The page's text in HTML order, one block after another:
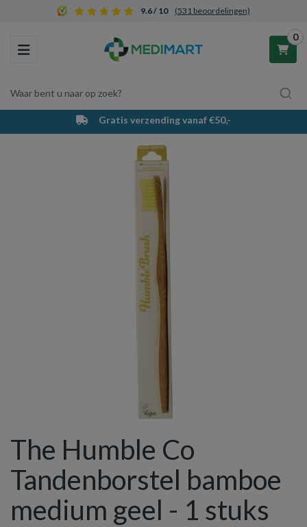
9.6 / 10 (531 beoordelingen)
Toggle navigation
Waar bent u naar op zoek?
0
Winkelwagen
Uw winkelwagen is leeg.
Vul hem met producten.
Gratis verzending vanaf €50,-
The Humble Co
Tandenborstel bamboe
medium geel - 1 stuks